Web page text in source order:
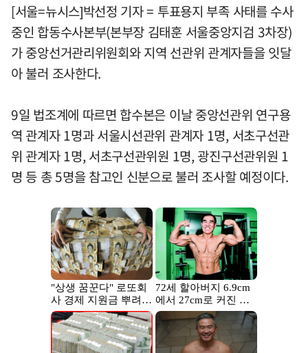
[서울=뉴시스]박선정 기자 = 투표용지 부족 사태를 수사
중인 합동수사본부(본부장 김태훈 서울중앙지검 3차장)
가 중앙선거관리위원회와 지역 선관위 관계자들을 잇달
아 불러 조사한다.
9일 법조계에 따르면 합수본은 이날 중앙선관위 연구용
역 관계자 1명과 서울시선관위 관계자 1명, 서초구선관
위 관계자 1명, 서초구선관위원 1명, 광진구선관위원 1
명 등 총 5명을 참고인 신분으로 불러 조사할 예정이다.